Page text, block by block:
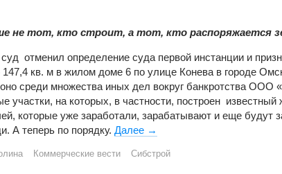
не тот, кто строит, а тот, кто распоряжается
отменил определение суда первой инстанции и
кв. м в жилом доме 6 по улице Конева в городе
среди множества иных дел вокруг банкротства ООО
участки, на которых, в частности, построен
которые уже заработали, зарабатывают и еще будут
А теперь по порядку. Далее В «Зеленой долине» деньги
→
Коммерческие вести Сибстрой